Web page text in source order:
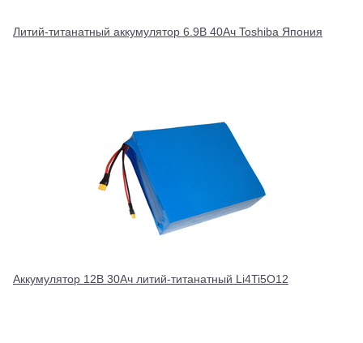
Литий-титанатный аккумулятор 6.9В 40Ач Toshiba Япония
Аккумулятор 12В 30Ач литий-титанатный Li4Ti5O12